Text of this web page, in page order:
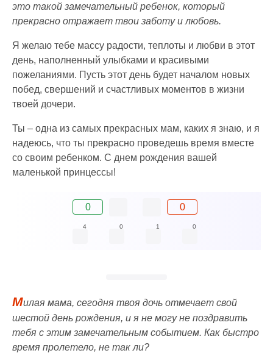
это такой замечательный ребенок, который
прекрасно отражает твои заботу и любовь.
Я желаю тебе массу радости, теплоты и любви в этот
день, наполненный улыбками и красивыми
пожеланиями. Пусть этот день будет началом новых
побед, свершений и счастливых моментов в жизни
твоей дочери.
Ты – одна из самых прекрасных мам, каких я знаю, и я
надеюсь, что ты прекрасно проведешь время вместе
со своим ребенком. С днем рождения вашей
маленькой принцессы!
0 0
4 0 1 0
Милая мама, сегодня твоя дочь отмечает свой
шестой день рождения, и я не могу не поздравить
тебя с этим замечательным событием. Как быстро
время пролетело, не так ли?